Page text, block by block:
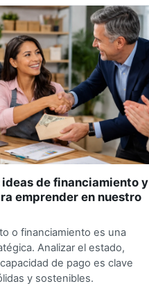
ideas de financiamiento y
emprender en nuestro
o financiamiento es una
Analizar el estado,
de pago es clave
y sostenibles.